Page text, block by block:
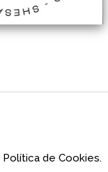
Política de Cookies.